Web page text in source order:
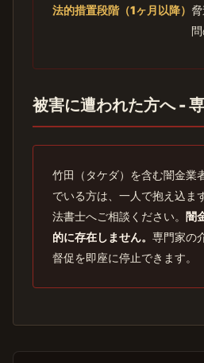
法的措置段階（1ヶ月以降）
被害に遭われた方へ -
竹田（タケダ）を含む闇金業
でいる方は、一人で抱え込ま
法書士へご相談ください。 闇
的に存在しません。 専門家の
督促を即座に停止できます。